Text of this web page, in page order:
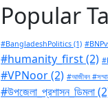
Popular
#BangladeshPolitics (1)
#humanity_first(2)
#VPNoor(2) #আজীবন
#উপজেলা_প্রশাসন_ডিমলা